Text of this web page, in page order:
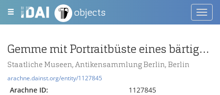
objects
Gemme mit Portraitbüste eines bärtigen Denkers en face
Staatliche Museen, Antikensammlung Berlin, Berlin
arachne.dainst.org/entity/1127845
Arachne ID:
1127845